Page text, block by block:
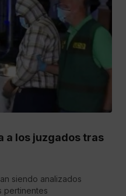
a los juzgados tras
siendo analizados
pertinentes